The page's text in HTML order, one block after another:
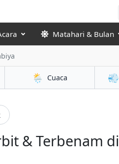
Matahari & Bulan
🌦️ Cuaca 💨
& Terbenam di